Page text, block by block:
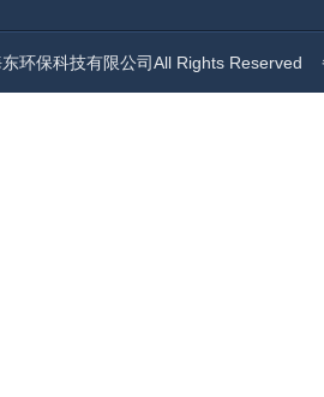
环保科技有限公司All Rights Reserved